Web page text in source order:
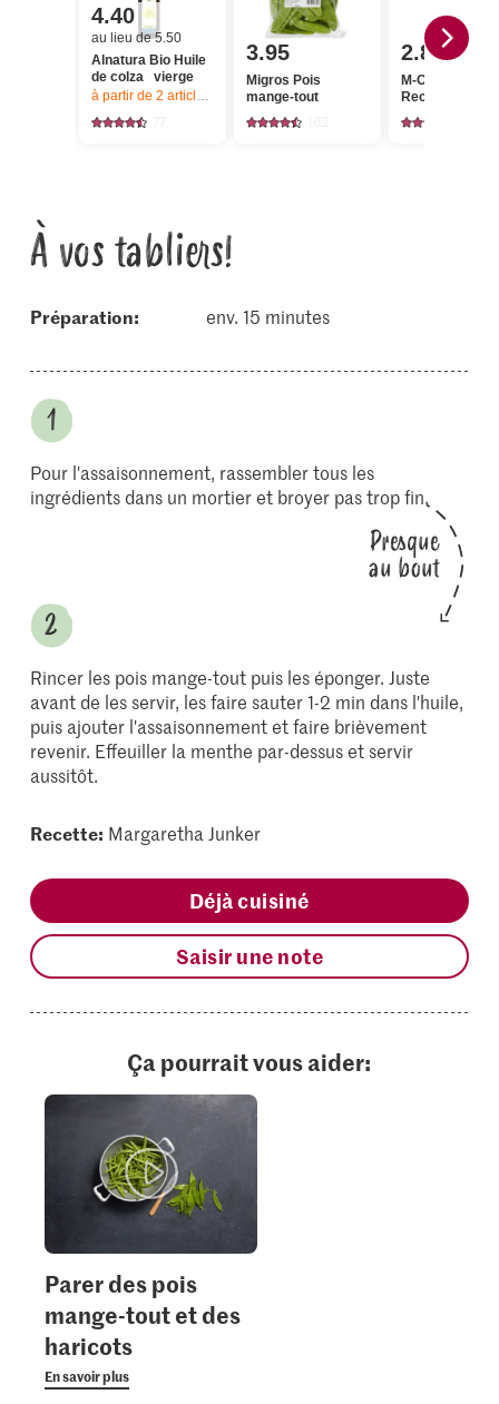
4.40
au lieu de 5.50
Alnatura Bio Huile
de colza vierge
à partir de 2 articles, Offre valable du 6.8 au 12.8.2026, jusqu’à
3.95
Migros Pois
mange-tout
2.80
M-Classic
Recharge
À vos tabliers!
Préparation: env. 15 minutes
Pour l'assaisonnement, rassembler tous les
ingrédients dans un mortier et broyer pas trop fin.
Presque
au bout
Rincer les pois mange-tout puis les éponger. Juste
avant de les servir, les faire sauter 1-2 min dans l'huile,
puis ajouter l'assaisonnement et faire brièvement
revenir. Effeuiller la menthe par-dessus et servir
aussitôt.
Recette: Margaretha Junker
Déjà cuisiné
Saisir une note
Ça pourrait vous aider:
Parer des pois
mange-tout et des
haricots
En savoir plus